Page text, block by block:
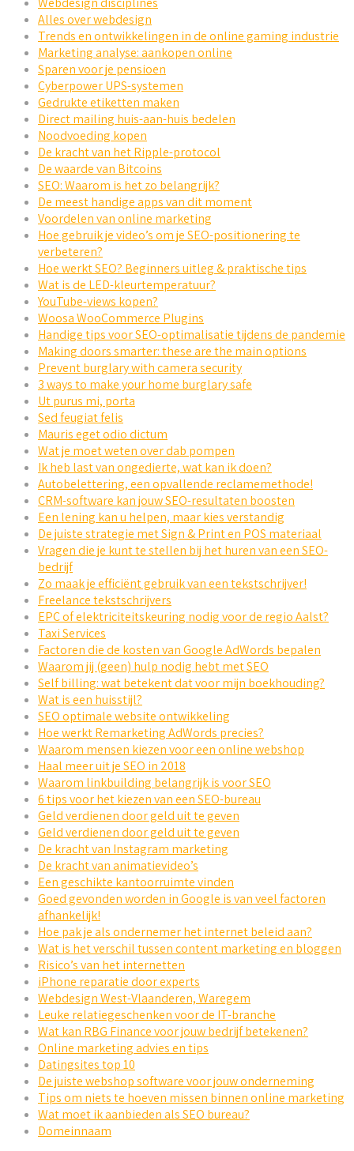
Alles over webdesign
Trends en ontwikkelingen in de online gaming industrie
Marketing analyse: aankopen online
Sparen voor je pensioen
Cyberpower UPS-systemen
Gedrukte etiketten maken
Direct mailing huis-aan-huis bedelen
Noodvoeding kopen
De kracht van het Ripple-protocol
De waarde van Bitcoins
SEO: Waarom is het zo belangrijk?
De meest handige apps van dit moment
Voordelen van online marketing
Hoe gebruik je video’s om je SEO-positionering te
verbeteren?
Hoe werkt SEO? Beginners uitleg & praktische tips
Wat is de LED-kleurtemperatuur?
YouTube-views kopen?
Woosa WooCommerce Plugins
Handige tips voor SEO-optimalisatie tijdens de pandemie
Making doors smarter: these are the main options
Prevent burglary with camera security
3 ways to make your home burglary safe
Ut purus mi, porta
Sed feugiat felis
Mauris eget odio dictum
Wat je moet weten over dab pompen
Ik heb last van ongedierte, wat kan ik doen?
Autobelettering, een opvallende reclamemethode!
CRM-software kan jouw SEO-resultaten boosten
Een lening kan u helpen, maar kies verstandig
De juiste strategie met Sign & Print en POS materiaal
Vragen die je kunt te stellen bij het huren van een SEO-
bedrijf
Zo maak je efficiënt gebruik van een tekstschrijver!
Freelance tekstschrijvers
EPC of elektriciteitskeuring nodig voor de regio Aalst?
Taxi Services
Factoren die de kosten van Google AdWords bepalen
Waarom jij (geen) hulp nodig hebt met SEO
Self billing: wat betekent dat voor mijn boekhouding?
Wat is een huisstijl?
SEO optimale website ontwikkeling
Hoe werkt Remarketing AdWords precies?
Waarom mensen kiezen voor een online webshop
Haal meer uit je SEO in 2018
Waarom linkbuilding belangrijk is voor SEO
6 tips voor het kiezen van een SEO-bureau
Geld verdienen door geld uit te geven
Geld verdienen door geld uit te geven
De kracht van Instagram marketing
De kracht van animatievideo’s
Een geschikte kantoorruimte vinden
Goed gevonden worden in Google is van veel factoren
afhankelijk!
Hoe pak je als ondernemer het internet beleid aan?
Wat is het verschil tussen content marketing en bloggen
Risico’s van het internetten
iPhone reparatie door experts
Webdesign West-Vlaanderen, Waregem
Leuke relatiegeschenken voor de IT-branche
Wat kan RBG Finance voor jouw bedrijf betekenen?
Online marketing advies en tips
Datingsites top 10
De juiste webshop software voor jouw onderneming
Tips om niets te hoeven missen binnen online marketing
Wat moet ik aanbieden als SEO bureau?
Domeinnaam